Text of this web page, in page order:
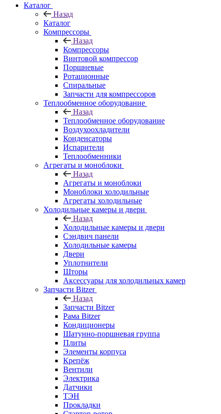
Каталог
Назад
Каталог
Компрессоры
Назад
Компрессоры
Винтовой компрессор
Поршневые
Ротационные
Спиральные
Запчасти для компрессоров
Теплообменное оборудование
Назад
Теплообменное оборудование
Воздухоохладители
Конденсаторы
Испарители
Теплообменники
Агрегаты и моноблоки
Назад
Агрегаты и моноблоки
Моноблоки холодильные
Агрегаты холодильные
Холодильные камеры и двери
Назад
Холодильные камеры и двери
Сэндвич панели
Холодильные камеры
Двери
Уплотнители
Шторы
Аксессуары для холодильных камер
Запчасти Bitzer
Назад
Запчасти Bitzer
Рама Bitzer
Кондиционеры
Шатунно-поршневая группа
Плиты
Элементы корпуса
Крепёж
Вентили
Электрика
Датчики
ТЭН
Прокладки